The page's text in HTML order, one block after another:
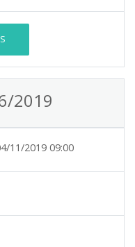
2019
11/2019 09:00